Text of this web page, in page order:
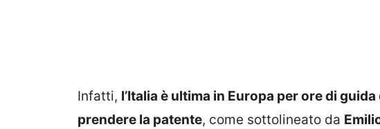
Infatti, l’Italia è ultima in Europa per ore di
prendere la patente, come sottolineato da